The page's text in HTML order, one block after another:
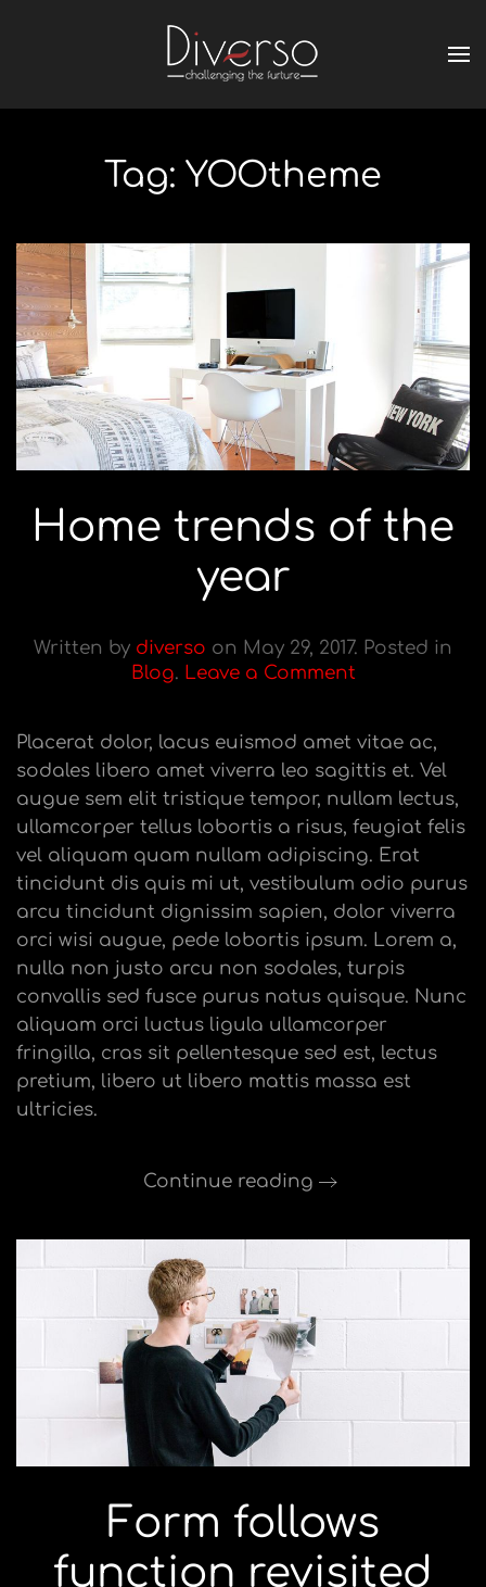
Tag: YOOtheme
Home trends of the
year
Written by diverso on May 29, 2017. Posted in
Blog. Leave a Comment
Placerat dolor, lacus euismod amet vitae ac,
sodales libero amet viverra leo sagittis et. Vel
augue sem elit tristique tempor, nullam lectus,
ullamcorper tellus lobortis a risus, feugiat felis
vel aliquam quam nullam adipiscing. Erat
tincidunt dis quis mi ut, vestibulum odio purus
arcu tincidunt dignissim sapien, dolor viverra
orci wisi augue, pede lobortis ipsum. Lorem a,
nulla non justo arcu non sodales, turpis
convallis sed fusce purus natus quisque. Nunc
aliquam orci luctus ligula ullamcorper
fringilla, cras sit pellentesque sed est, lectus
pretium, libero ut libero mattis massa est
ultricies.
Continue reading
Form follows
function revisited